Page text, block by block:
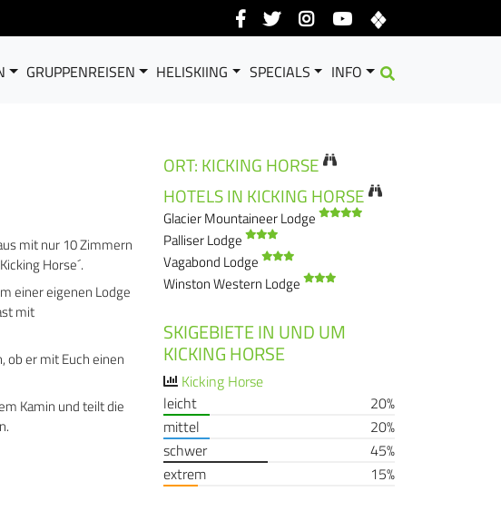
GRUPPENREISEN HELISKIING SPECIALS INFO
mit nur 10 Zimmern
Horse´.
einer eigenen Lodge
mit
ob er mit Euch einen
Kamin und teilt die
ORT: KICKING HORSE
HOTELS IN KICKING HORSE
Glacier Mountaineer Lodge
Palliser Lodge
Vagabond Lodge
Winston Western Lodge
SKIGEBIETE IN UND UM
KICKING HORSE
Kicking Horse
leicht
20%
mittel
20%
schwer
45%
extrem
15%